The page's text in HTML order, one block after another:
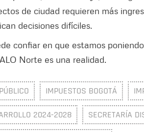
de ciudad requieren más
decisiones difíciles.
confiar en que estamos
Norte es una realidad.
IMPUESTOS BOGOTÁ
2024-2028 SECRETARÍA